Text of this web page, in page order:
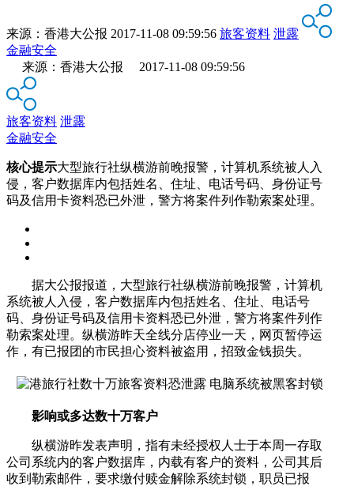
来源： 香港大公报 2017-11-08 09:59:56 旅客资料 泄露
金融安全
来源：香港大公报 2017-11-08 09:59:56
旅客资料 泄露
金融安全
核心提示大型旅行社纵横游前晚报警，计算机系统被人入
侵，客户数据库内包括姓名、住址、电话号码、身份证号
码及信用卡资料恐已外泄，警方将案件列作勒索案处理。
据大公报报道，大型旅行社纵横游前晚报警，计算机
系统被人入侵，客户数据库内包括姓名、住址、电话号
码、身份证号码及信用卡资料恐已外泄，警方将案件列作
勒索案处理。纵横游昨天全线分店停业一天，网页暂停运
作，有已报团的市民担心资料被盗用，招致金钱损失。
影响或多达数十万客户
纵横游昨发表声明，指有未经授权人士于本周一存取
公司系统内的客户数据库，内载有客户的资料，公司其后
收到勒索邮件，要求缴付赎金解除系统封锁，职员已报